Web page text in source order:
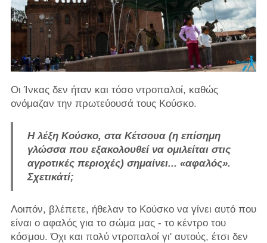
Οι Ίνκας δεν ήταν και τόσο ντροπαλοί, καθώς
ονόμαζαν την πρωτεύουσά τους Κούσκο.
Η λέξη Κούσκο, στα Κέτσουα (η επίσημη
γλώσσα που εξακολουθεί να ομιλείται στις
αγροτικές περιοχές) σημαίνει... «αφαλός».
Σχετικάτί;
Λοιπόν, βλέπετε, ήθελαν το Κούσκο να γίνει αυτό που
είναι ο αφαλός για το σώμα μας - το κέντρο του
κόσμου. Όχι και πολύ ντροπαλοί γι' αυτούς, έτσι δεν